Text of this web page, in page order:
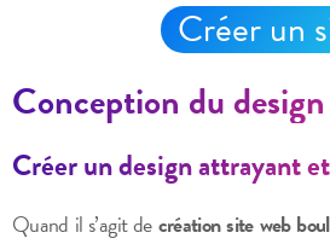
Créer un
Conception du
Créer un design attrayant
Quand il s’agit decréation site web